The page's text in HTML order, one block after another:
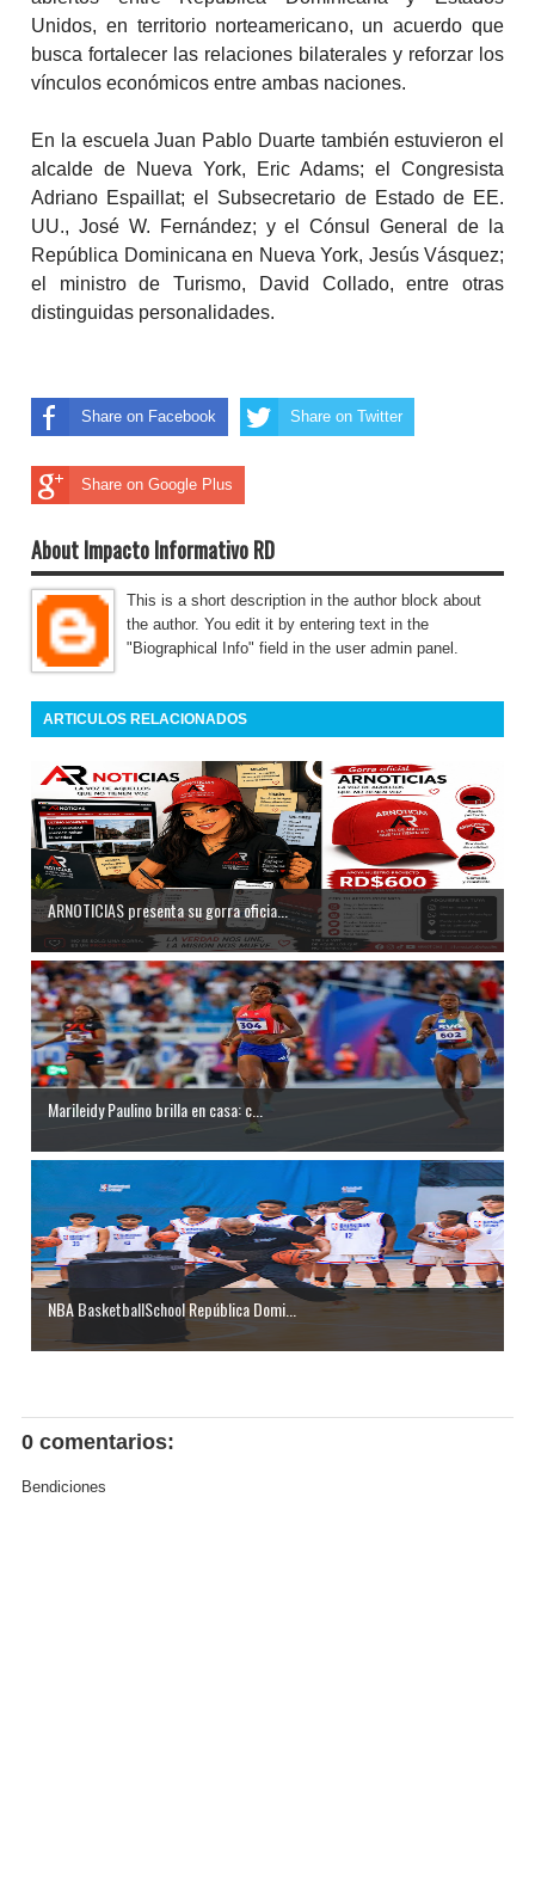
Unidos, en territorio norteamericano, un acuerdo que
busca fortalecer las relaciones bilaterales y reforzar los
vínculos económicos entre ambas naciones.
En la escuela Juan Pablo Duarte también estuvieron el
alcalde de Nueva York, Eric Adams; el Congresista
Adriano Espaillat; el Subsecretario de Estado de EE.
UU., José W. Fernández; y el Cónsul General de la
República Dominicana en Nueva York, Jesús Vásquez;
el ministro de Turismo, David Collado, entre otras
distinguidas personalidades.
Share on Facebook Share on Twitter
Share on Google Plus
About Impacto Informativo RD
This is a short description in the author block about
the author. You edit it by entering text in the
"Biographical Info" field in the user admin panel.
ARTICULOS RELACIONADOS
ARNOTICIAS presenta su gorra oficia...
Marileidy Paulino brilla en casa: c...
NBA BasketballSchool República Domi...
0 comentarios:
Bendiciones